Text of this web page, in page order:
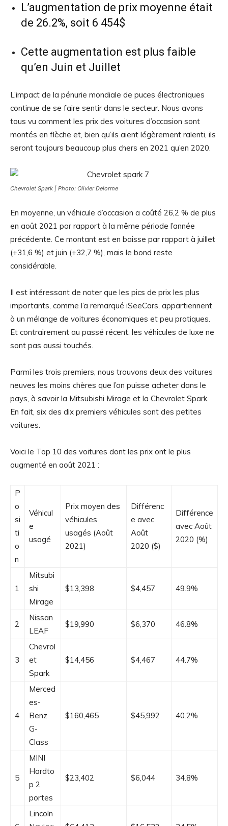
L’augmentation de prix moyenne était
de 26.2%, soit 6 454$
Cette augmentation est plus faible
qu’en Juin et Juillet
L’impact de la pénurie mondiale de puces électroniques
continue de se faire sentir dans le secteur. Nous avons
tous vu comment les prix des voitures d’occasion sont
montés en flèche et, bien qu’ils aient légèrement ralenti, ils
seront toujours beaucoup plus chers en 2021 qu’en 2020.
Chevrolet Spark | Photo: Olivier Delorme
En moyenne, un véhicule d’occasion a coûté 26,2 % de plus
en août 2021 par rapport à la même période l’année
précédente. Ce montant est en baisse par rapport à juillet
(+31,6 %) et juin (+32,7 %), mais le bond reste
considérable.
Il est intéressant de noter que les pics de prix les plus
importants, comme l’a remarqué iSeeCars, appartiennent
à un mélange de voitures économiques et peu pratiques.
Et contrairement au passé récent, les véhicules de luxe ne
sont pas aussi touchés.
Parmi les trois premiers, nous trouvons deux des voitures
neuves les moins chères que l’on puisse acheter dans le
pays, à savoir la Mitsubishi Mirage et la Chevrolet Spark.
En fait, six des dix premiers véhicules sont des petites
voitures.
Voici le Top 10 des voitures dont les prix ont le plus
augmenté en août 2021 :
P
o
si
ti
o
n
Véhicul
e
usagé
Prix moyen des
véhicules
usagés (Août
2021)
Différenc
e avec
Août
2020 ($)
Différence
avec Août
2020 (%)
1
Mitsubi
shi
Mirage
$13,398 $4,457 49.9%
2
Nissan
LEAF
$19,990 $6,370 46.8%
3
Chevrol
et
Spark
$14,456 $4,467 44.7%
4
Merced
es-
Benz
G-
Class
$160,465 $45,992 40.2%
5
MINI
Hardto
p 2
portes
$23,402 $6,044 34.8%
Lincoln